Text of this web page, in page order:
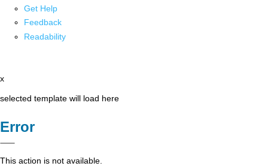
Get Help
Feedback
Readability
x
selected template will load here
Error
This action is not available.